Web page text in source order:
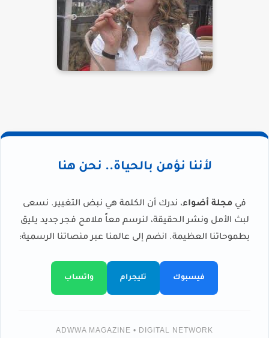
لأننا نؤمن بالحياة.. نحن هنا
في مجلة أضواء، ندرك أن الكلمة هي نبض التغيير. نسعى
لبث الأمل ونشر الحقيقة، لنرسم معاً ملامح فجر جديد يليق
بطموحاتنا العظيمة. انضم إلى عالمنا عبر منصاتنا الرسمية:
فيسبوك تليجرام واتساب
ADWWA MAGAZINE • DIGITAL NETWORK